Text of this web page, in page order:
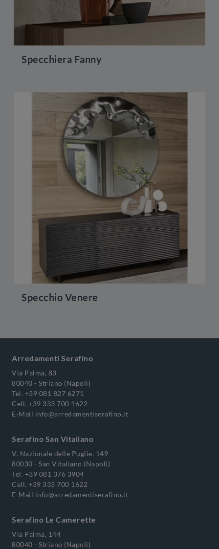
Specchiera Fanny
Specchio Venere
Arredamenti Serafino
Via Palma, 83
80040 - Striano (Napoli)
Tel. +39 081 827 6271
Cell. +39 333 700 1622
E-Mail info@arredamentiserafino.it
Serafino San Vitaliano
V. Nazionale delle Puglie, 149
80030 - San Vitaliano (Napoli)
Tel. +39 081 376 3904
Cell. +39 333 700 1622
E-Mail info@arredamentiserafino.it
Serafino Le Camerette
Via Palma, 144
80040 - Striano (Napoli)